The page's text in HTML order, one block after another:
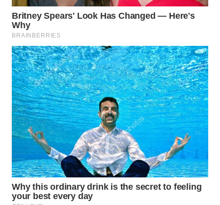
HEALTH
WAHANA
WISATA
LAPAK
WAHANA
Wahana
Network
KONSUMEN
LISTRIK
MASYARAKAT
KELISTRIKAN